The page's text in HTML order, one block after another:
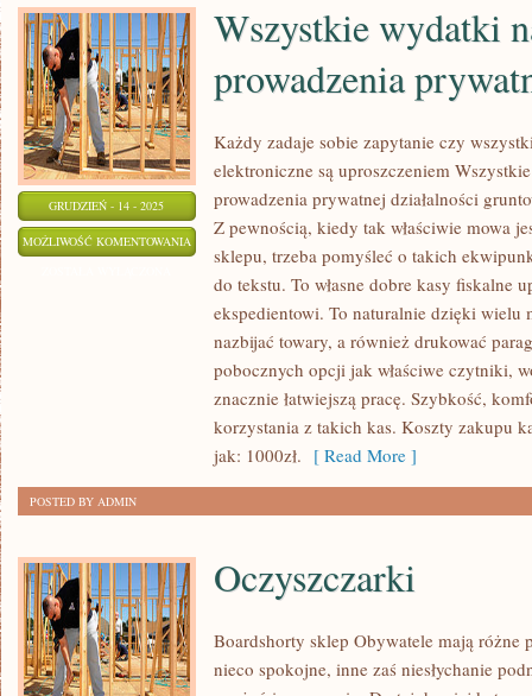
GRUDZIEŃ - 14 - 2025
MOŻLIWOŚĆ KOMENTOWANIA WSZYSTKIE
Wszystkie wydatki
prowadzenia
Każdy zadaje sobie zapytanie czy
elektroniczne są uproszczeniem
prowadzenia prywatnej działalności
Z pewnością, kiedy tak właściwie mowa
sklepu, trzeba pomyśleć o takich
do tekstu. To własne dobre kasy fiskalne
ekspedientowi. To naturalnie dzięki wielu
nazbijać towary, a również drukować
pobocznych opcji jak właściwe czytniki,
znacznie łatwiejszą pracę. Szybkość,
korzystania z takich kas. Koszty zakupu
jak: 1000zł. [ Read More ]
POSTED BY ADMIN
Oczyszczarki
Boardshorty sklep Obywatele mają różne
nieco spokojne, inne zaś niesłychanie